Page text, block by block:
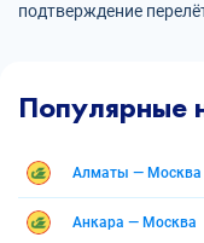
подтверждение
Популярные
Алматы — Москва
Анкара — Москва